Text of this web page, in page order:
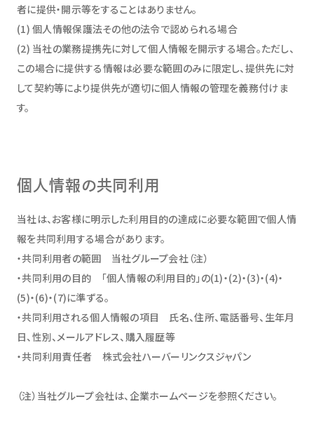
者に提供・開示等をすることはありません。
(1) 個人情報保護法その他の法令で認められる場合
(2) 当社の業務提携先に対して個人情報を開示する場合。ただし、
この場合に提供する情報は必要な範囲のみに限定し、提供先に対
して契約等により提供先が適切に個人情報の管理を義務付けま
す。
個人情報の共同利用
当社は、お客様に明示した利用目的の達成に必要な範囲で個人情
報を共同利用する場合があります。
・共同利用者の範囲 当社グループ会社（注）
・共同利用の目的 「個人情報の利用目的」の(1)・(2)・(3)・(4)・
(5)・(6)・(7)に準ずる。
・共同利用される個人情報の項目 氏名、住所、電話番号、生年月
日、性別、メールアドレス、購入履歴等
・共同利用責任者 株式会社ハーバーリンクスジャパン
（注）当社グループ会社は、企業ホームページを参照ください。